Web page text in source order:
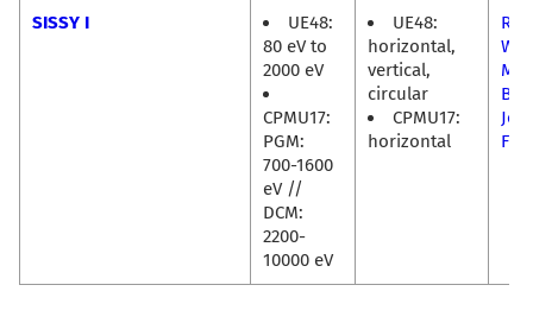
SISSY I
UE48:
80 eV to
2000 eV
CPMU17:
PGM:
700-1600
eV //
DCM:
2200-
10000 eV
UE48:
horizontal,
vertical,
circular
CPMU17:
horizontal
Bär